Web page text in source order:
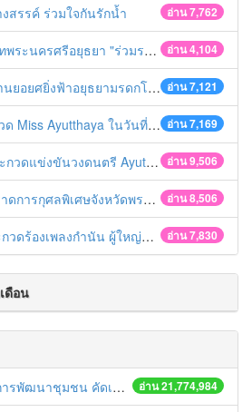
อ่าน 7,762
สรรค์ ร่วมใจกันรักน้ำ
อ่าน 4,104
ค์ ขับช้า เปิดไฟหน้า คาดเข็มขัด" เทศกาลสงกรานต์ ปี 2561
อ่าน 7,121
อยศยิ่งฟ้าอยุธยามรดกโลก
อ่าน 7,169
ในวันที่ 15 ธันวาคม 2560
อ่าน 9,506
งดนตรี Ayutthaya battle of the bands
อ่าน 8,506
เศษจังหวัดพระนครศรีอยุธยา 2560
อ่าน 7,830
องเพลงกำนัน ผู้ใหญ่บ้าน ฯลฯ
ดือน
อ่าน 21,774,984
งดีเด่น และหน่วยงานพัฒนาชุมชนใสสะอาด ประจำปี ๒๕๕๔